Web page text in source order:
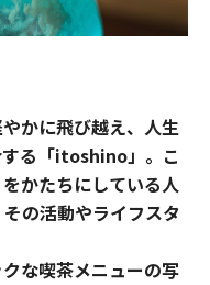
かに飛び越え、人生
る「itoshino」。こ
かたちにしている人
の活動やライフスタ
な喫茶メニューの写